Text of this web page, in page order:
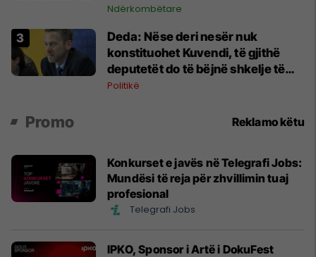
Ndërkombëtare
Deda: Nëse deri nesër nuk
konstituohet Kuvendi, të gjithë
deputetët do të bëjnë shkelje të
rëndë kushtetuese
Politikë
Promo Reklamo këtu
Konkurset e javës në Telegrafi Jobs:
Mundësi të reja për zhvillimin tuaj
profesional
Telegrafi Jobs
IPKO, Sponsor i Artë i DokuFest